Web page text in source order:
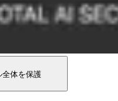
全体を保護